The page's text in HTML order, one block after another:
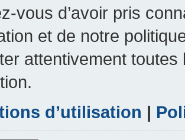
vous d’avoir pris
et de notre
attentivement
d’utilisation |